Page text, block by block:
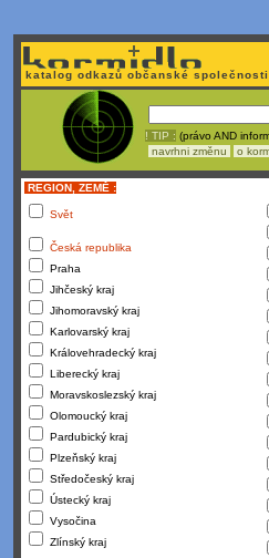
katalog odkazů občanské společnosti
! TIP : (právo AND
navrhni změnu
o
REGION, ZEMĚ :
Svět
Česká republika
Praha
Jihčeský kraj
Jihomoravský kraj
Karlovarský kraj
Královehradecký kraj
Liberecký kraj
Moravskoslezský kraj
Olomoucký kraj
Pardubický kraj
Plzeňský kraj
Středočeský kraj
Ústecký kraj
Vysočina
Zlínský kraj